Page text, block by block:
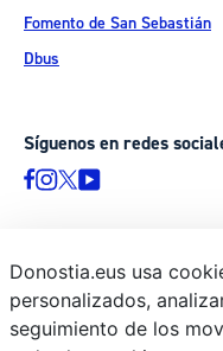
Fomento de San Sebastián
Dbus
Síguenos en redes
© Donostiako Udala -
Ijentea 1, 20003 Donostia /
Donostia.eus usa
personalizados,
seguimiento de los